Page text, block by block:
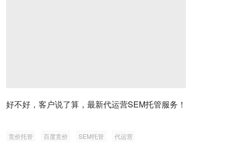
好不好，客户说了算，最新代运营SEM托管服务！
竞价托管 百度竞价 SEM托管 代运营